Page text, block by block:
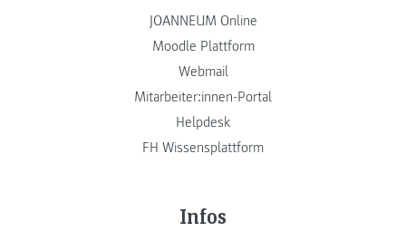
JOANNEUM Online
Moodle Plattform
Webmail
Mitarbeiter:innen-Portal
Helpdesk
FH Wissensplattform
Infos